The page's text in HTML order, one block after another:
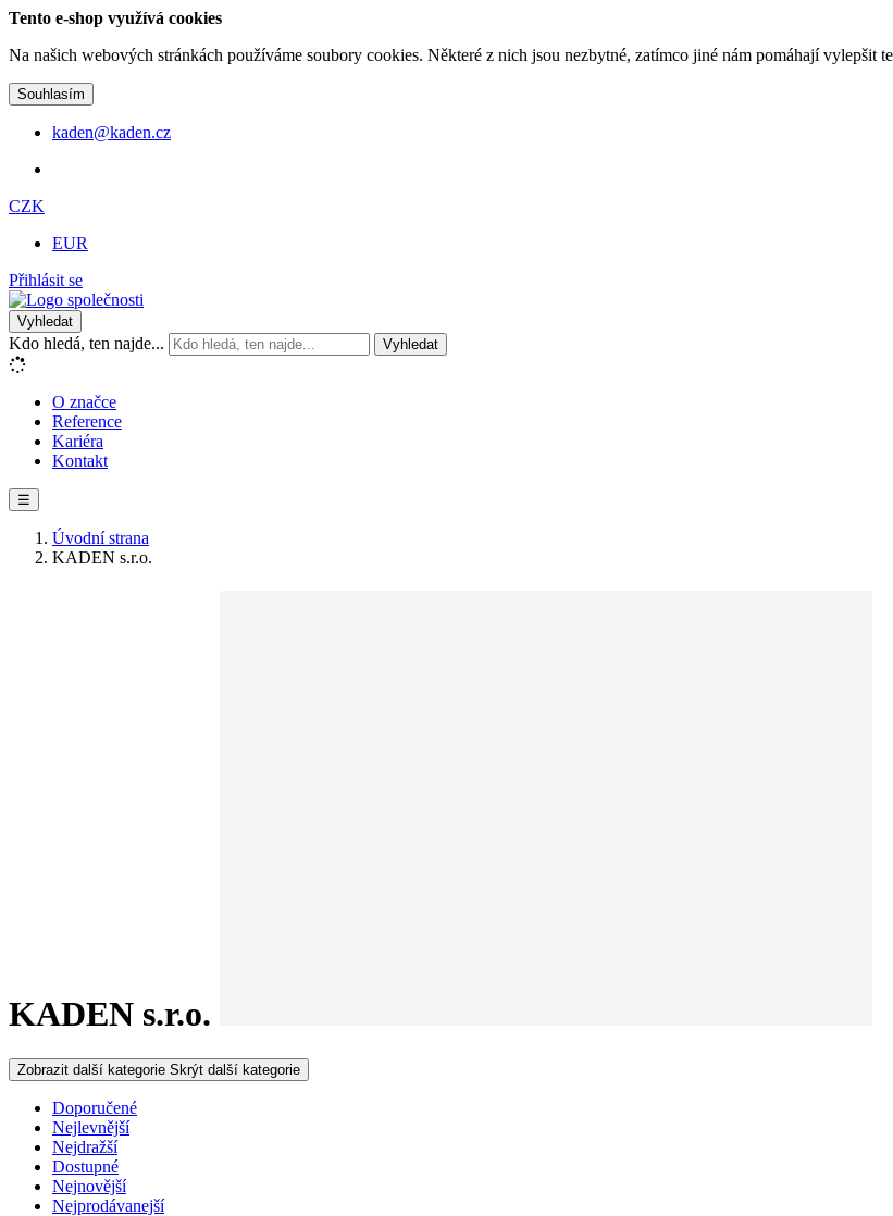
Tento e-shop využívá cookies
Na našich webových stránkách používáme soubory cookies. Některé z nich jsou nezbytné, zatímco jiné nám pomáhají vylepšit
Souhlasím
kaden@kaden.cz
CZK
EUR
Přihlásit se
Vyhledat
Kdo hledá, ten najde... Vyhledat
O značce
Reference
Kariéra
Kontakt
☰
Úvodní strana
KADEN s.r.o.
KADEN s.r.o.
Zobrazit další kategorie Skrýt další kategorie
Doporučené
Nejlevnější
Nejdražší
Dostupné
Nejnovější
Nejprodávanejší